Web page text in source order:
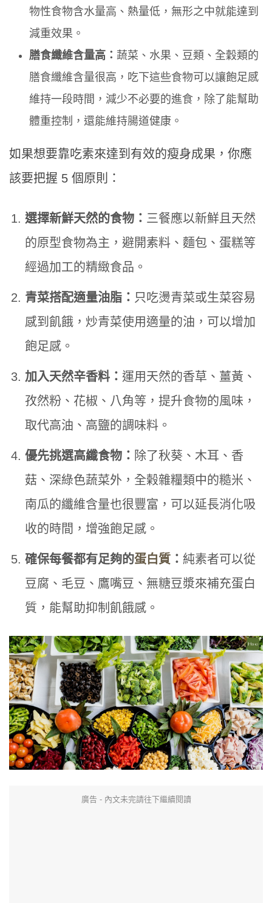
物性食物含水量高、熱量低，無形之中就能達到
減重效果。
膳食纖維含量高：蔬菜、水果、豆類、全穀類的
膳食纖維含量很高，吃下這些食物可以讓飽足感
維持一段時間，減少不必要的進食，除了能幫助
體重控制，還能維持腸道健康。
如果想要靠吃素來達到有效的瘦身成果，你應
該要把握 5 個原則：
選擇新鮮天然的食物： 三餐應以新鮮且天然
的原型食物為主，避開素料、麵包、蛋糕等
經過加工的精緻食品。
青菜搭配適量油脂： 只吃燙青菜或生菜容易
感到飢餓，炒青菜使用適量的油，可以增加
飽足感。
加入天然辛香料： 運用天然的香草、薑黃、
孜然粉、花椒、八角等，提升食物的風味，
取代高油、高鹽的調味料。
優先挑選高纖食物： 除了秋葵、木耳、香
菇、深綠色蔬菜外，全榖雜糧類中的糙米、
南瓜的纖維含量也很豐富，可以延長消化吸
收的時間，增強飽足感。
確保每餐都有足夠的蛋白質 ： 純素者可以從
豆腐、毛豆、鷹嘴豆、無糖豆漿來補充蛋白
質，能幫助抑制飢餓感。
廣告 - 內文未完請往下繼續閱讀